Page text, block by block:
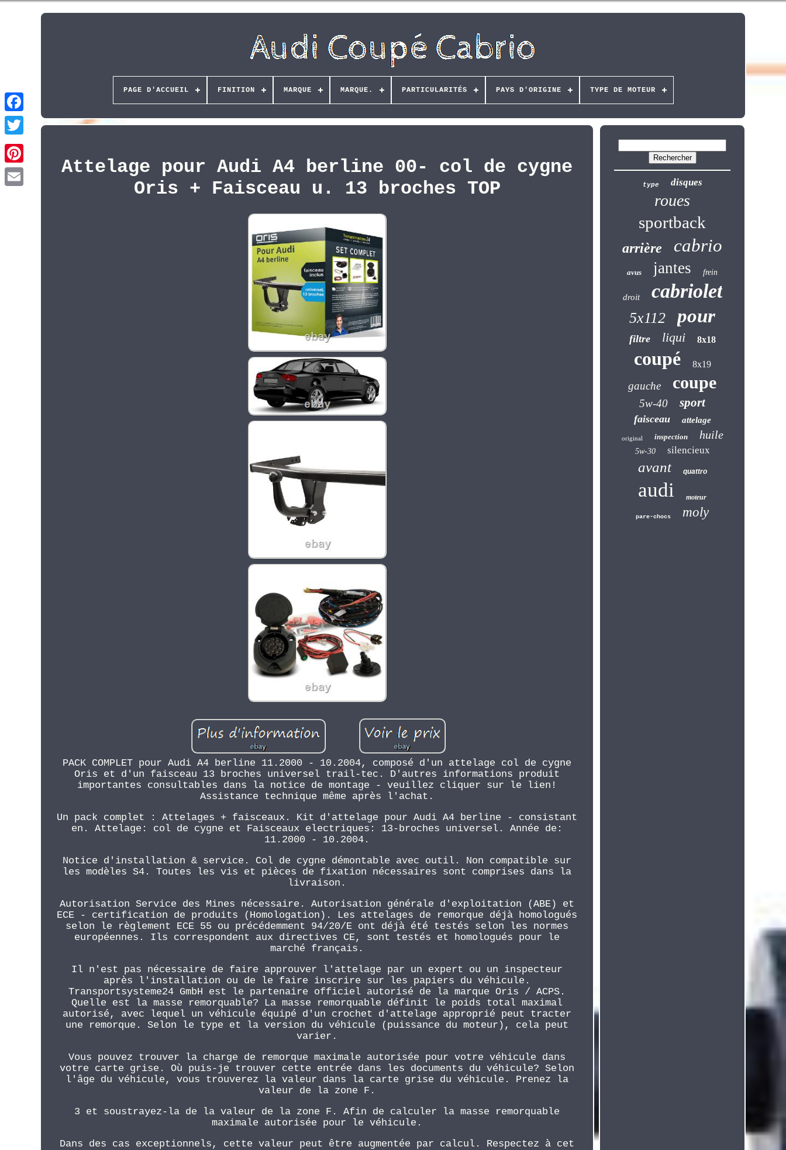
Pinterest
PAGE D'ACCUEIL FINITION MARQUE MARQUE. PARTICULARITÉS PAYS D'ORIGINE TYPE DE MOTEUR
Attelage pour Audi A4 berline 00- col de cygne
Oris + Faisceau u. 13 broches TOP
PACK COMPLET pour Audi A4 berline 11.2000 - 10.2004, composé d'un attelage col de cygne
Oris et d'un faisceau 13 broches universel trail-tec. D'autres informations produit
importantes consultables dans la notice de montage - veuillez cliquer sur le lien!
Assistance technique même après l'achat.
Un pack complet : Attelages + faisceaux. Kit d'attelage pour Audi A4 berline - consistant
en. Attelage: col de cygne et Faisceaux electriques: 13-broches universel. Année de:
11.2000 - 10.2004.
Notice d'installation & service. Col de cygne démontable avec outil. Non compatible sur
les modèles S4. Toutes les vis et pièces de fixation nécessaires sont comprises dans la
livraison.
Autorisation Service des Mines nécessaire. Autorisation générale d'exploitation (ABE) et
ECE - certification de produits (Homologation). Les attelages de remorque déjà homologués
selon le règlement ECE 55 ou précédemment 94/20/E ont déjà été testés selon les normes
européennes. Ils correspondent aux directives CE, sont testés et homologués pour le
marché français.
Il n'est pas nécessaire de faire approuver l'attelage par un expert ou un inspecteur
après l'installation ou de le faire inscrire sur les papiers du véhicule.
Transportsysteme24 GmbH est le partenaire officiel autorisé de la marque Oris / ACPS.
Quelle est la masse remorquable? La masse remorquable définit le poids total maximal
autorisé, avec lequel un véhicule équipé d'un crochet d'attelage approprié peut tracter
une remorque. Selon le type et la version du véhicule (puissance du moteur), cela peut
varier.
Vous pouvez trouver la charge de remorque maximale autorisée pour votre véhicule dans
votre carte grise. Où puis-je trouver cette entrée dans les documents du véhicule? Selon
l'âge du véhicule, vous trouverez la valeur dans la carte grise du véhicule. Prenez la
valeur de la zone F.
3 et soustrayez-la de la valeur de la zone F. Afin de calculer la masse remorquable
maximale autorisée pour le véhicule.
Dans des cas exceptionnels, cette valeur peut être augmentée par calcul. Respectez à cet
type disques
roues
sportback
arrière cabrio
avus jantes frein
droit cabriolet
5x112 pour
filtre liqui 8x18
coupé 8x19
gauche coupe
5w-40 sport
faisceau attelage
original inspection huile
5w-30 silencieux
avant quattro
audi moteur
pare-chocs moly